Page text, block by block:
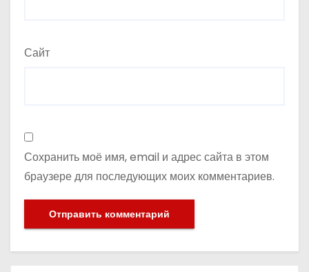
Сайт
Сохранить моё имя, email и адрес сайта в этом
браузере для последующих моих комментариев.